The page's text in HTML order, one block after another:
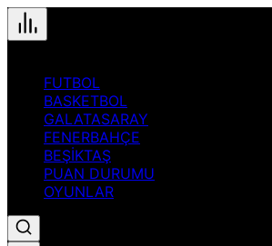
FUTBOL
BASKETBOL
GALATASARAY
FENERBAHÇE
BEŞİKTAŞ
PUAN DURUMU
OYUNLAR